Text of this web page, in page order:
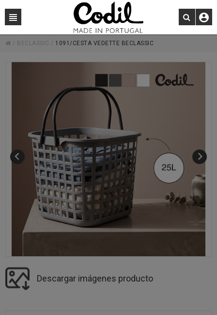
/ BECLASSIC / 1091/CESTA VEDETTE BECLASSIC
Descargar imágenes producto